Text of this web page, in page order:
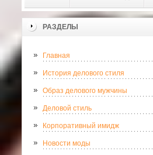
РАЗДЕЛЫ
Главная
История делового стиля
Образ делового мужчины
Деловой стиль
Корпоративный имидж
Новости моды